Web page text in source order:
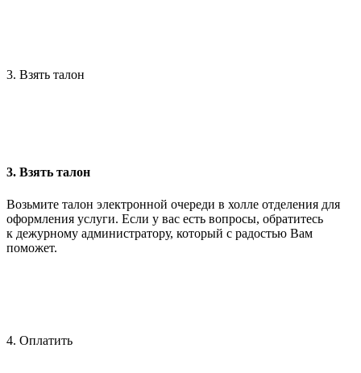
3. Взять талон
3. Взять талон
Возьмите талон электронной очереди в холле отделения для
оформления услуги. Если у вас есть вопросы, обратитесь
к дежурному администратору, который с радостью Вам
поможет.
4. Оплатить